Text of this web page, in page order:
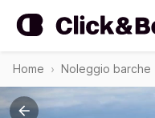
Home Noleggio barche